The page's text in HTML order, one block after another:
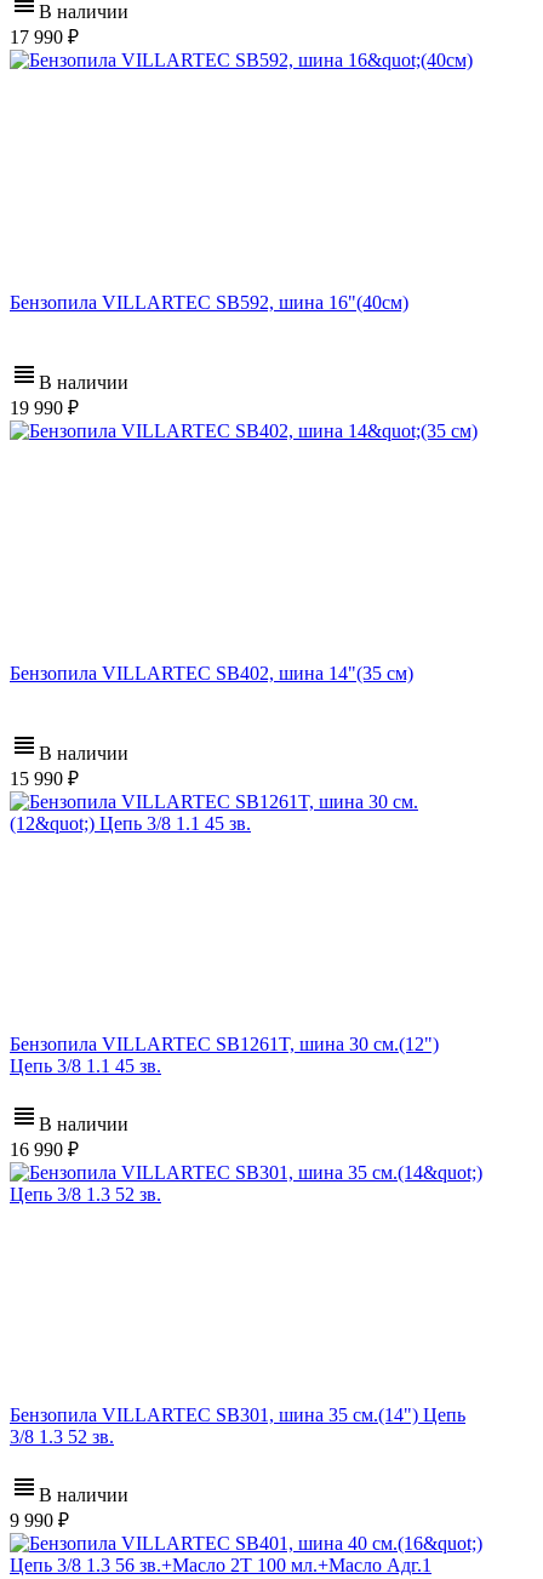
В наличии
17 990
Бензопила VILLARTEC SB592, шина 16"(40см)
В наличии
19 990
Бензопила VILLARTEC SB402, шина 14"(35 см)
В наличии
15 990
Бензопила VILLARTEC SB1261T, шина 30 см.(12")
Цепь 3/8 1.1 45 зв.
В наличии
16 990
Бензопила VILLARTEC SB301, шина 35 см.(14") Цепь
3/8 1.3 52 зв.
В наличии
9 990